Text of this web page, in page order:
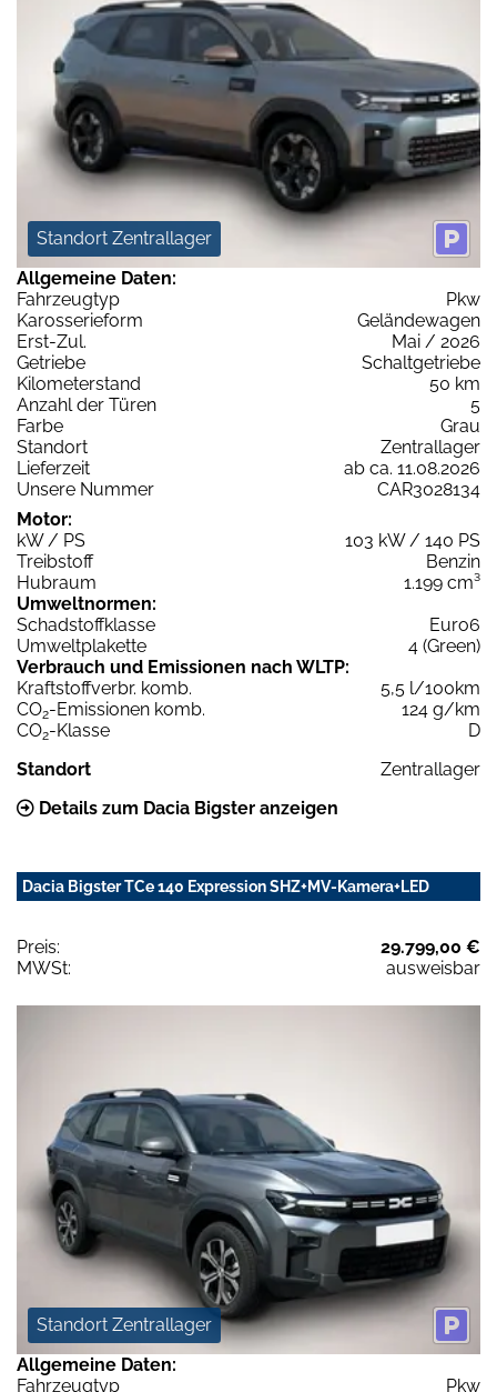
Standort Zentrallager
Allgemeine Daten:
Fahrzeugtyp
Pkw
Karosserieform
Geländewagen
Erst-Zul.
Mai / 2026
Getriebe
Schaltgetriebe
Kilometerstand
50 km
Anzahl der Türen
5
Farbe
Grau
Standort
Zentrallager
Lieferzeit
ab ca. 11.08.2026
Unsere Nummer
CAR3028134
Motor:
kW / PS
103 kW / 140 PS
Treibstoff
Benzin
Hubraum
1.199 cm³
Umweltnormen:
Schadstoffklasse
Euro6
Umweltplakette
4 (Green)
Verbrauch und Emissionen nach WLTP:
Kraftstoffverbr. komb.
5,5 l/100km
CO2-Emissionen komb.
124 g/km
CO2-Klasse
D
Standort
Zentrallager
Details zum Dacia Bigster anzeigen
Dacia Bigster TCe 140 Expression SHZ+MV-Kamera+LED
Preis:
29.799,00 €
MWSt:
ausweisbar
Standort Zentrallager
Allgemeine Daten:
Fahrzeugtyp
Pkw